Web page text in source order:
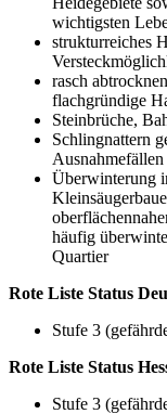
wichtigsten
strukturreiches
rasch
flachgründige
Steinbrüche,
Schlingnattern
Überwinterung
häufig
Quartier
Rote Liste Status
Stufe 3
Rote Liste Status
Stufe 3